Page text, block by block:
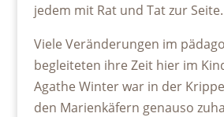
jedem mit Rat und Tat zur Seite.
Viele Veränderungen im
begleiteten ihre Zeit hier im
Agathe Winter war in der
den Marienkäfern genauso